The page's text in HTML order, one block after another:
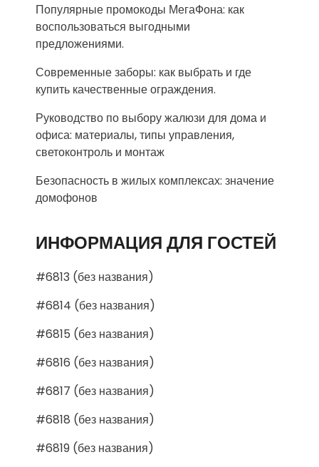
Популярные промокоды МегаФона: как
воспользоваться выгодными
предложениями.
Современные заборы: как выбрать и где
купить качественные ограждения.
Руководство по выбору жалюзи для дома и
офиса: материалы, типы управления,
светоконтроль и монтаж
Безопасность в жилых комплексах: значение
домофонов
ИНФОРМАЦИЯ ДЛЯ ГОСТЕЙ
#6813 (без названия)
#6814 (без названия)
#6815 (без названия)
#6816 (без названия)
#6817 (без названия)
#6818 (без названия)
#6819 (без названия)